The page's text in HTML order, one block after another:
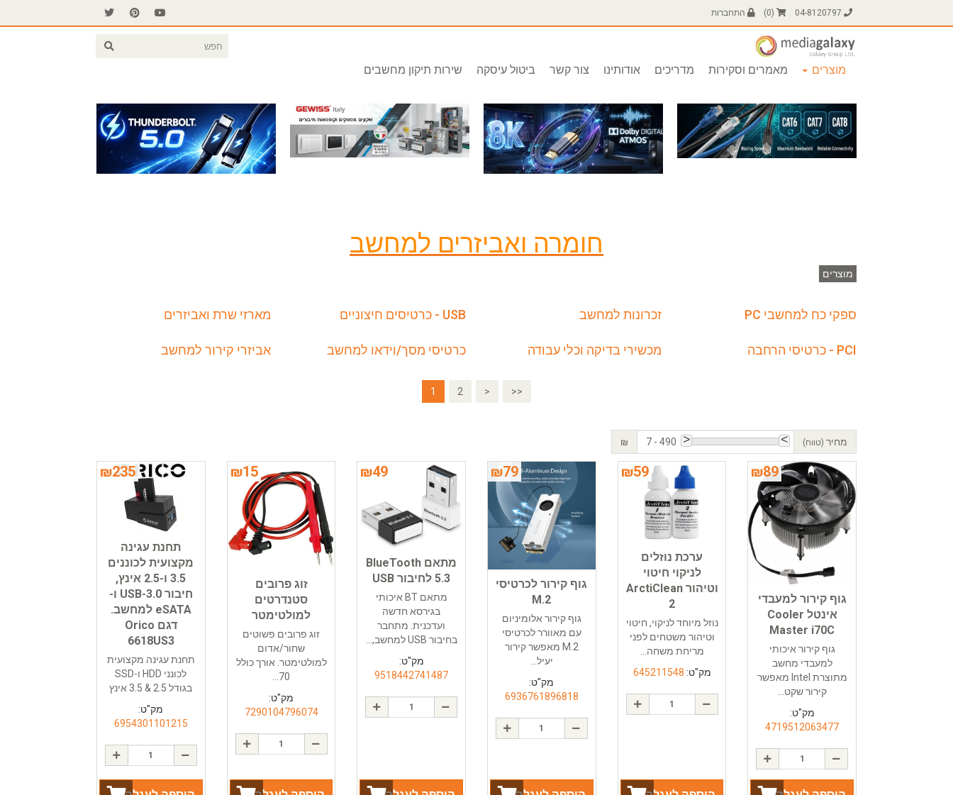
04-8120797
(
0
) התחברות
מוצרים מאמרים וסקירות מדריכים אודותינו צור קשר ביטול עיסקה שירות תיקון מחשבים
חומרה ואביזרים למחשב
מוצרים
ספקי כח למחשבי PC זכרונות למחשב USB - כרטיסים חיצוניים מארזי שרת ואביזרים
PCI - כרטיסי הרחבה מכשירי בדיקה וכלי עבודה כרטיסי מסך/וידאו למחשב אביזרי קירור למחשב
1 2 > >>
מחיר (טווח) 7 - 490
₪
₪89
גוף קירור למעבדי
אינטל Cooler
Master i70C
גוף קירור איכותי
למעבדי מחשב
מתוצרת Intel מאפשר
קירור שקט...
מק"ט:
4719512063477
₪59
ערכת נוזלים
לניקוי חיטוי
וטיהור ArctiClean
2
נוזל מיוחד לניקוי, חיטוי
וטיהור משטחים לפני
מריחת משחה...
מק"ט: 645211548
₪79
גוף קירור לכרטיסי
M.2
גוף קירור אלומיניום
עם מאוורר לכרטיסי
M.2 מאפשר קירור
יעיל...
מק"ט:
6936761896818
₪49
מתאם BlueTooth
5.3 לחיבור USB
מתאם BT איכותי
בגירסא חדשה
ועדכנית. מתחבר
בחיבור USB למחשב,...
מק"ט:
9518442741487
₪15
זוג פרובים
סטנדרטים
למולטימטר
זוג פרובים פשוטים
שחור/אדום
למולטימטר. אורך כולל
70...
מק"ט:
7290104796074
₪235
תחנת עגינה
מקצועית לכוננים
3.5 ו-2.5 אינץ,
חיבור USB-3.0 ו-
eSATA למחשב.
דגם Orico
6618US3
תחנת עגינה מקצועית
לכונני HDD ו-SSD
בגודל 2.5 & 3.5 אינץ
מק"ט:
6954301101215